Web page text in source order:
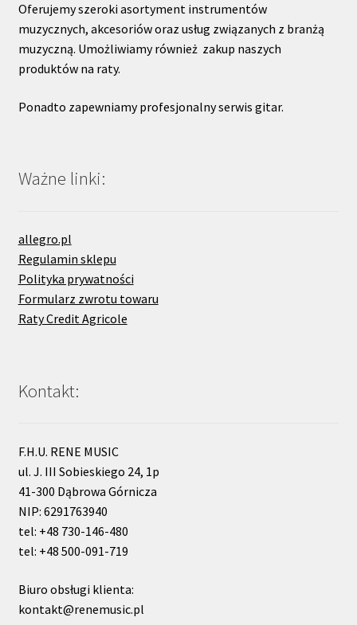
Oferujemy szeroki asortyment instrumentów
muzycznych, akcesoriów oraz usług związanych z branżą
muzyczną. Umożliwiamy również zakup naszych
produktów na raty.
Ponadto zapewniamy profesjonalny serwis gitar.
Ważne linki:
allegro.pl
Regulamin sklepu
Polityka prywatności
Formularz zwrotu towaru
Raty Credit Agricole
Kontakt:
F.H.U. RENE MUSIC
ul. J. III Sobieskiego 24, 1p
41-300 Dąbrowa Górnicza
NIP: 6291763940
tel: +48 730-146-480
tel: +48 500-091-719
Biuro obsługi klienta:
kontakt@renemusic.pl